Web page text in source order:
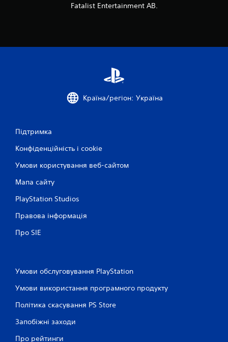
Fatalist Entertainment AB.
Країна/регіон: Україна
Підтримка
Конфіденційність і cookie
Умови користування веб-сайтом
Мапа сайту
PlayStation Studios
Правова інформація
Про SIE
Умови обслуговування PlayStation
Умови використання програмного продукту
Політика скасування PS Store
Запобіжні заходи
Про рейтинги